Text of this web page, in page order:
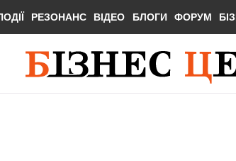
РЕЗОНАНС ВІДЕО БЛОГИ ФОРУМ